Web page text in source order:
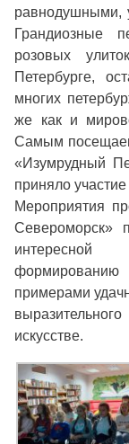
равнодушными,
Грандиозные
розовых
Петербурге,
многих
же как и
Самым
«Изумрудный
приняло
Мероприятия
Североморск»
интересной
формированию
примерами
искусстве.